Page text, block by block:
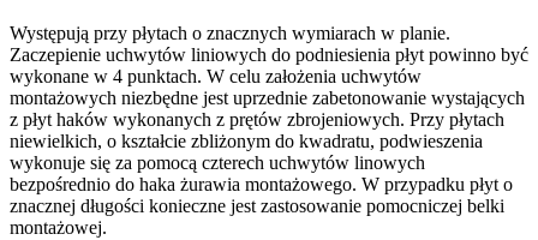
Występują przy płytach o znacznych wymiarach w planie.
Zaczepienie uchwytów liniowych do podniesienia płyt powinno być
wykonane w 4 punktach. W celu założenia uchwytów
montażowych niezbędne jest uprzednie zabetonowanie wystających
z płyt haków wykonanych z prętów zbrojeniowych. Przy płytach
niewielkich, o kształcie zbliżonym do kwadratu, podwieszenia
wykonuje się za pomocą czterech uchwytów linowych
bezpośrednio do haka żurawia montażowego. W przypadku płyt o
znacznej długości konieczne jest zastosowanie pomocniczej belki
montażowej.